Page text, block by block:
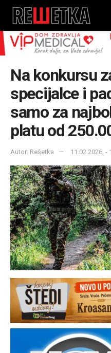
Na konkursu
specijalce i
samo za
platu od
Autor: Rešetka 11.02.2026. -